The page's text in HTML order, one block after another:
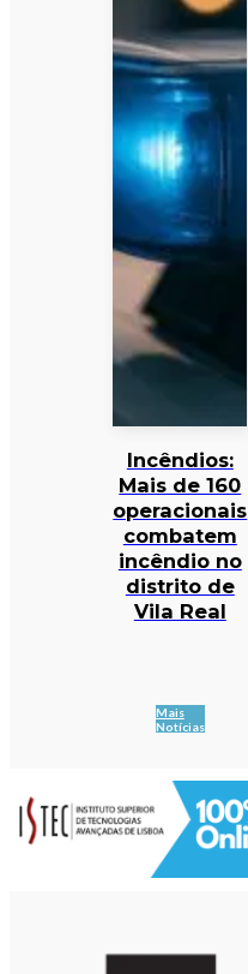
Incêndios:
Mais de 160
operacionais
combatem
incêndio no
distrito de
Vila Real
Mais
Notícias